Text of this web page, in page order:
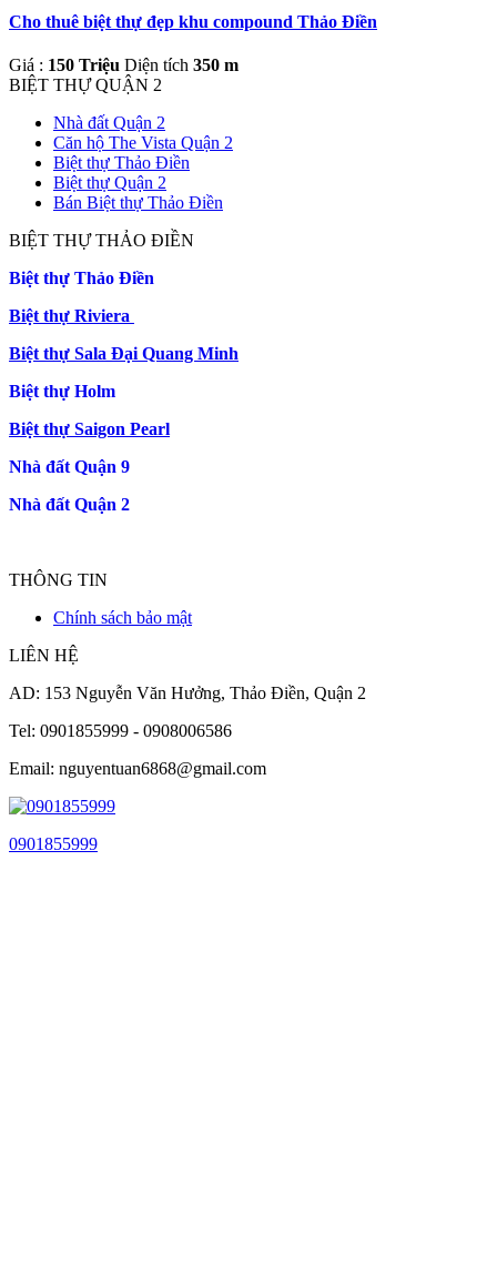
Cho thuê biệt thự đẹp khu compound Thảo Điền
Giá : 150 Triệu Diện tích 350 m
BIỆT THỰ QUẬN 2
Nhà đất Quận 2
Căn hộ The Vista Quận 2
Biệt thự Thảo Điền
Biệt thự Quận 2
Bán Biệt thự Thảo Điền
BIỆT THỰ THẢO ĐIỀN
Biệt thự Thảo Điền
Biệt thự Riviera
Biệt thự Sala Đại Quang Minh
Biệt thự Holm
Biệt thự Saigon Pearl
Nhà đất Quận 9
Nhà đất Quận 2
THÔNG TIN
Chính sách bảo mật
LIÊN HỆ
AD: 153 Nguyễn Văn Hưởng, Thảo Điền, Quận 2
Tel: 0901855999 - 0908006586
Email: nguyentuan6868@gmail.com
0901855999